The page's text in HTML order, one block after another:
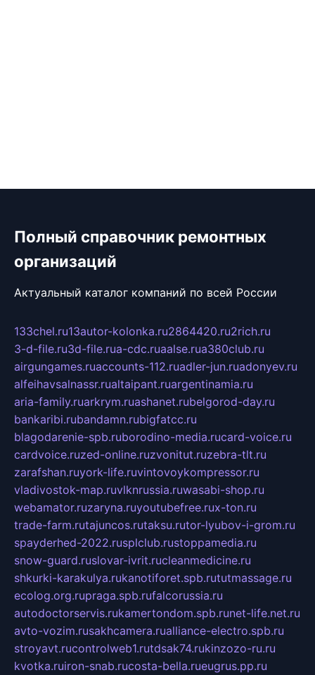
Полный справочник ремонтных
организаций
Актуальный каталог компаний по всей России
133chel.ru13autor-kolonka.ru2864420.ru2rich.ru
3-d-file.ru3d-file.rua-cdc.ruaalse.rua380club.ru
airgungames.ruaccounts-112.ruadler-jun.ruadonyev.ru
alfeihavsalnassr.rualtaipant.ruargentinamia.ru
aria-family.ruarkrym.ruashanet.rubelgorod-day.ru
bankaribi.rubandamn.rubigfatcc.ru
blagodarenie-spb.ruborodino-media.rucard-voice.ru
cardvoice.ruzed-online.ruzvonitut.ruzebra-tlt.ru
zarafshan.ruyork-life.ruvintovoykompressor.ru
vladivostok-map.ruvlknrussia.ruwasabi-shop.ru
webamator.ruzaryna.ruyoutubefree.rux-ton.ru
trade-farm.rutajuncos.rutaksu.rutor-lyubov-i-grom.ru
spayderhed-2022.rusplclub.rustoppamedia.ru
snow-guard.ruslovar-ivrit.rucleanmedicine.ru
shkurki-karakulya.rukanotiforet.spb.rututmassage.ru
ecolog.org.rupraga.spb.rufalcorussia.ru
autodoctorservis.rukamertondom.spb.runet-life.net.ru
avto-vozim.rusakhcamera.rualliance-electro.spb.ru
stroyavt.rucontrolweb1.rutdsak74.rukinzozo-ru.ru
kvotka.ruiron-snab.rucosta-bella.rueugrus.pp.ru